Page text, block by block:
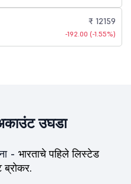
₹ 12159
-192.00 (-1.55%)
उघडा
- भारताचे पहिले लिस्टेड
ब्रोकर.